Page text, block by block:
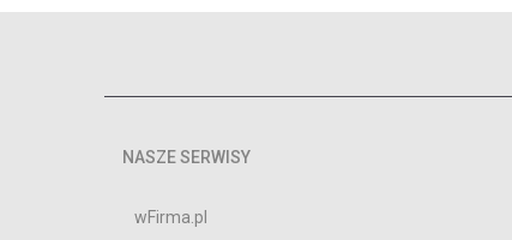
NASZE SERWISY
wFirma.pl